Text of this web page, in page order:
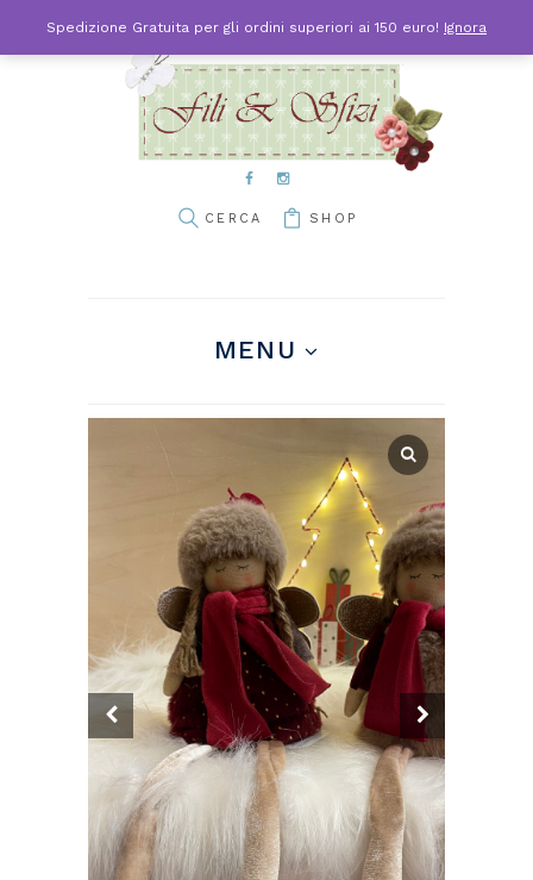
SHOP
MENU
Spedizione Gratuita per gli ordini superiori ai 150 euro! Ignora